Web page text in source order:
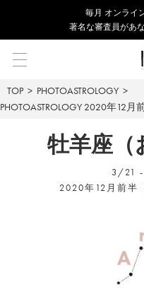
毎⽉ オンライ
著名な審査員があ
TOP
PHOTOASTROLOGY
PHOTOASTROLOGY 2020年12月
牡羊座（
3/21
2020年12月前